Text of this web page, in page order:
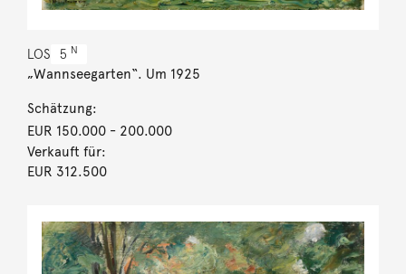
LOS 5 N
„Wannseegarten“. Um 1925
Schätzung:
EUR 150.000- 200.000
Verkauft für:
EUR 312.500